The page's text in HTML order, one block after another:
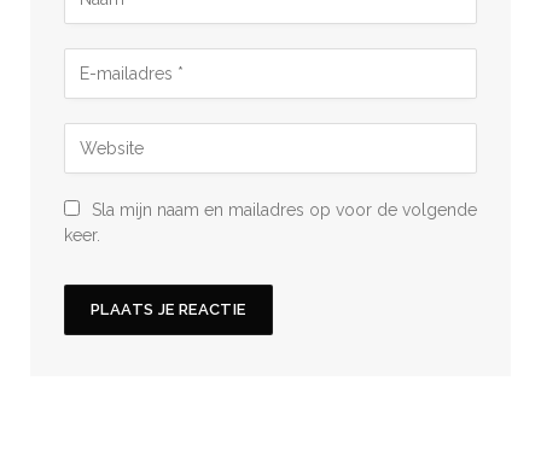
Sla mijn naam en mailadres op voor de volgende
keer.